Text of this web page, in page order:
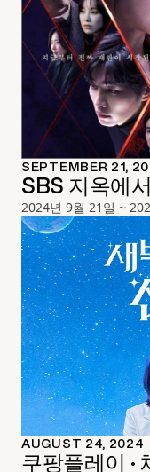
SEPTEMBER 21,
SBS 지옥에
2024년 9월 21일 ~
AUGUST 24, 2024
쿠팡플레이 ·